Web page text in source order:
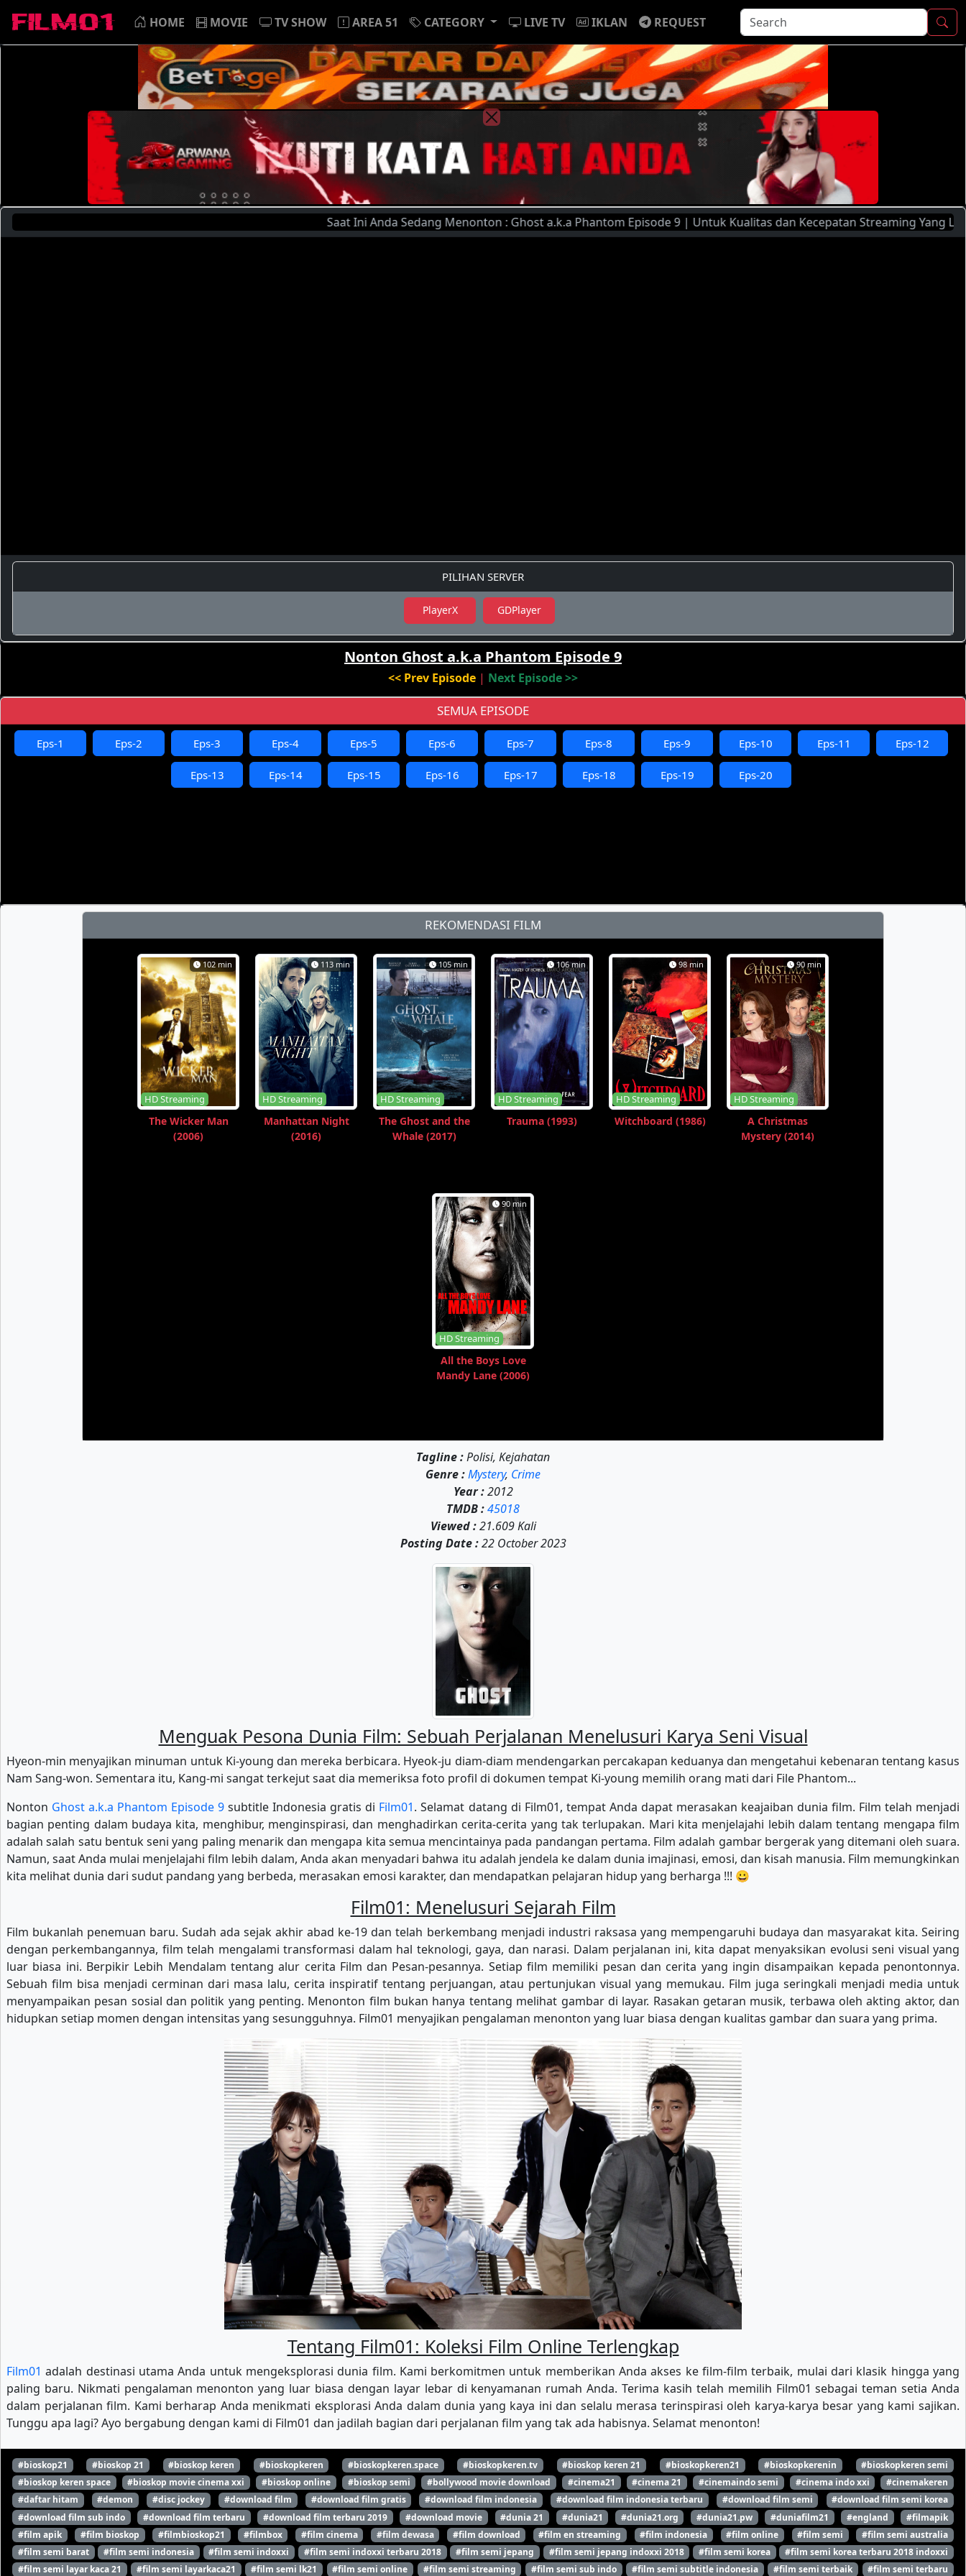
HOME MOVIE TV SHOW AREA 51 CATEGORY LIVE TV IKLAN REQUEST
Saat Ini Anda Sedang Menonton : Ghost a.k.a Phantom Episode 9 | Untuk Kualitas dan Kecepatan Streaming Yang Lebih
PILIHAN SERVER
PlayerX GDPlayer
Nonton Ghost a.k.a Phantom Episode 9
<< Prev Episode | Next Episode >>
SEMUA EPISODE
Eps-1 Eps-2 Eps-3 Eps-4 Eps-5 Eps-6 Eps-7 Eps-8 Eps-9 Eps-10 Eps-11 Eps-12
Eps-13 Eps-14 Eps-15 Eps-16 Eps-17 Eps-18 Eps-19 Eps-20
REKOMENDASI FILM
102 min
HD Streaming
The Wicker Man
(2006)
113 min
HD Streaming
Manhattan Night
(2016)
105 min
HD Streaming
The Ghost and the
Whale (2017)
106 min
HD Streaming
Trauma (1993)
98 min
HD Streaming
Witchboard (1986)
90 min
HD Streaming
A Christmas
Mystery (2014)
90 min
HD Streaming
All the Boys Love
Mandy Lane (2006)
Tagline :Polisi, Kejahatan
Genre :Mystery, Crime
Year :2012
TMDB :45018
Viewed :21.609 Kali
Posting Date :22 October 2023
Menguak Pesona Dunia Film: Sebuah Perjalanan Menelusuri Karya Seni Visual
Hyeon-min menyajikan minuman untuk Ki-young dan mereka berbicara. Hyeok-ju diam-diam mendengarkan percakapan keduanya dan mengetahui kebenaran tentang kasus
Nam Sang-won. Sementara itu, Kang-mi sangat terkejut saat dia memeriksa foto profil di dokumen tempat Ki-young memilih orang mati dari File Phantom...
Nonton Ghost a.k.a Phantom Episode 9 subtitle Indonesia gratis di Film01. Selamat datang di Film01, tempat Anda dapat merasakan keajaiban dunia film. Film telah menjadi
bagian penting dalam budaya kita, menghibur, menginspirasi, dan menghadirkan cerita-cerita yang tak terlupakan. Mari kita menjelajahi lebih dalam tentang mengapa film
adalah salah satu bentuk seni yang paling menarik dan mengapa kita semua mencintainya pada pandangan pertama. Film adalah gambar bergerak yang ditemani oleh suara.
Namun, saat Anda mulai menjelajahi film lebih dalam, Anda akan menyadari bahwa itu adalah jendela ke dalam dunia imajinasi, emosi, dan kisah manusia. Film memungkinkan
kita melihat dunia dari sudut pandang yang berbeda, merasakan emosi karakter, dan mendapatkan pelajaran hidup yang berharga !!! 😀
Film01: Menelusuri Sejarah Film
Film bukanlah penemuan baru. Sudah ada sejak akhir abad ke-19 dan telah berkembang menjadi industri raksasa yang mempengaruhi budaya dan masyarakat kita. Seiring
dengan perkembangannya, film telah mengalami transformasi dalam hal teknologi, gaya, dan narasi. Dalam perjalanan ini, kita dapat menyaksikan evolusi seni visual yang
luar biasa ini. Berpikir Lebih Mendalam tentang alur cerita Film dan Pesan-pesannya. Setiap film memiliki pesan dan cerita yang ingin disampaikan kepada penontonnya.
Sebuah film bisa menjadi cerminan dari masa lalu, cerita inspiratif tentang perjuangan, atau pertunjukan visual yang memukau. Film juga seringkali menjadi media untuk
menyampaikan pesan sosial dan politik yang penting. Menonton film bukan hanya tentang melihat gambar di layar. Rasakan getaran musik, terbawa oleh akting aktor, dan
hidupkan setiap momen dengan intensitas yang sesungguhnya. Film01 menyajikan pengalaman menonton yang luar biasa dengan kualitas gambar dan suara yang prima.
Tentang Film01: Koleksi Film Online Terlengkap
Film01 adalah destinasi utama Anda untuk mengeksplorasi dunia film. Kami berkomitmen untuk memberikan Anda akses ke film-film terbaik, mulai dari klasik hingga yang
paling baru. Nikmati pengalaman menonton yang luar biasa dengan layar lebar di kenyamanan rumah Anda. Terima kasih telah memilih Film01 sebagai teman setia Anda
dalam perjalanan film. Kami berharap Anda menikmati eksplorasi Anda dalam dunia yang kaya ini dan selalu merasa terinspirasi oleh karya-karya besar yang kami sajikan.
Tunggu apa lagi? Ayo bergabung dengan kami di Film01 dan jadilah bagian dari perjalanan film yang tak ada habisnya. Selamat menonton!
#bioskop21 #bioskop 21 #bioskop keren #bioskopkeren #bioskopkeren.space #bioskopkeren.tv #bioskop keren 21 #bioskopkeren21 #bioskopkerenin
#bioskopkeren semi
#bioskop keren space
#bioskop movie cinema xxi #bioskop online #bioskop semi #bollywood movie download #cinema21 #cinema 21 #cinemaindo semi #cinema indo xxi
#cinemakeren
#daftar hitam
#demon #disc jockey #download film #download film gratis #download film indonesia #download film indonesia terbaru #download film semi
#download film semi korea
#download film sub indo
#download film terbaru #download film terbaru 2019 #download movie #dunia 21 #dunia21 #dunia21.org #dunia21.pw #duniafilm21 #england
#filmapik
#film apik
#film bioskop #filmbioskop21 #filmbox #film cinema #film dewasa #film download #film en streaming #film indonesia #film online #film semi
#film semi australia
#film semi barat
#film semi indonesia #film semi indoxxi #film semi indoxxi terbaru 2018 #film semi jepang #film semi jepang indoxxi 2018 #film semi korea
#film semi korea terbaru 2018 indoxxi
#film semi layar kaca 21
#film semi layarkaca21 #film semi lk21 #film semi online #film semi streaming #film semi sub indo #film semi subtitle indonesia #film semi terbaik #film semi terbaru